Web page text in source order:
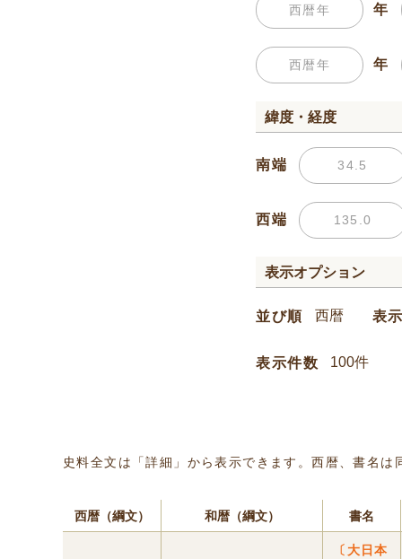
年
年
緯度・経度
南端
西端
表示オプション
並び順 表
表示件数
史料全文は「詳細」から表示できます。西暦、書名
西暦（綱文） 和暦（綱文） 書名
〔大日本